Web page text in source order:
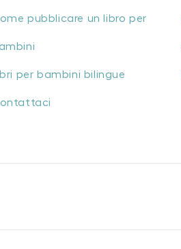
pubblicare un libro per
per bambini bilingue